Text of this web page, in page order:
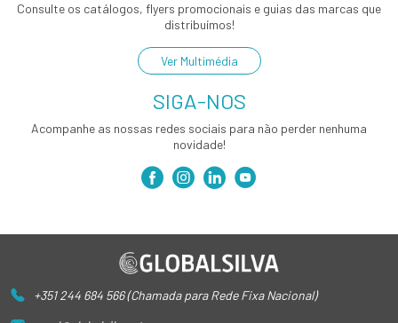
Consulte os catálogos, flyers promocionais e guias das marcas que
distribuímos!
Ver Multimédia
SIGA-NOS
Acompanhe as nossas redes sociais para não perder nenhuma
novidade!
+351 244 684 566 (Chamada para Rede Fixa Nacional)